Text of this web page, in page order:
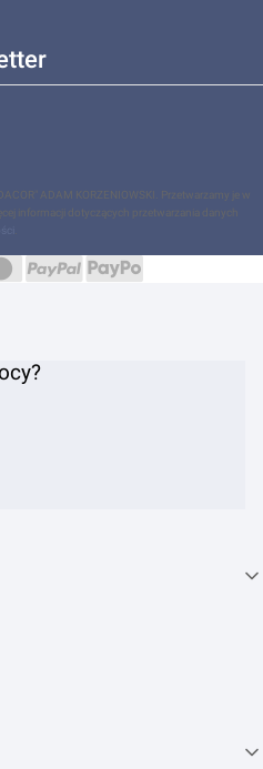
ADAM KORZENIOWSKI. Przetwarzamy je w
informacji dotyczących przetwarzania danych